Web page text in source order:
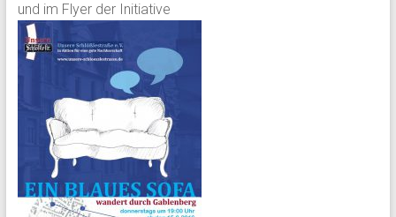
und im Flyer der Initiative